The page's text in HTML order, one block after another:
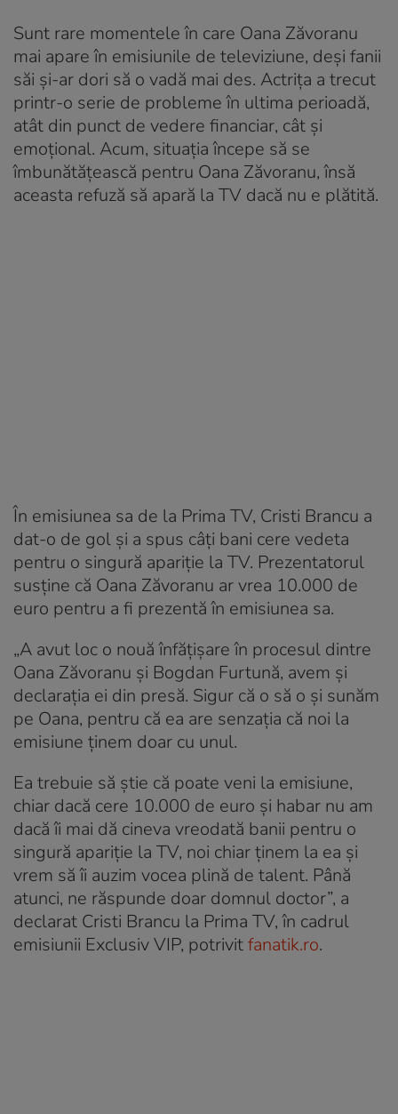
Sunt rare momentele în care Oana Zăvoranu
mai apare în emisiunile de televiziune, deși fanii
săi și-ar dori să o vadă mai des. Actrița a trecut
printr-o serie de probleme în ultima perioadă,
atât din punct de vedere financiar, cât și
emoțional. Acum, situația începe să se
îmbunătățească pentru Oana Zăvoranu, însă
aceasta refuză să apară la TV dacă nu e plătită.
În emisiunea sa de la Prima TV, Cristi Brancu a
dat-o de gol și a spus câți bani cere vedeta
pentru o singură apariție la TV. Prezentatorul
susține că Oana Zăvoranu ar vrea 10.000 de
euro pentru a fi prezentă în emisiunea sa.
„A avut loc o nouă înfățișare în procesul dintre
Oana Zăvoranu și Bogdan Furtună, avem și
declarația ei din presă. Sigur că o să o și sunăm
pe Oana, pentru că ea are senzația că noi la
emisiune ținem doar cu unul.
Ea trebuie să știe că poate veni la emisiune,
chiar dacă cere 10.000 de euro și habar nu am
dacă îi mai dă cineva vreodată banii pentru o
singură apariție la TV, noi chiar ținem la ea și
vrem să îi auzim vocea plină de talent. Până
atunci, ne răspunde doar domnul doctor”, a
declarat Cristi Brancu la Prima TV, în cadrul
emisiunii Exclusiv VIP, potrivitfanatik.ro.